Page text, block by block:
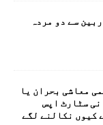
سے دو مردہ
معاشی بحران یا
سٹارٹ اپس
کیوں نکالنے لگے